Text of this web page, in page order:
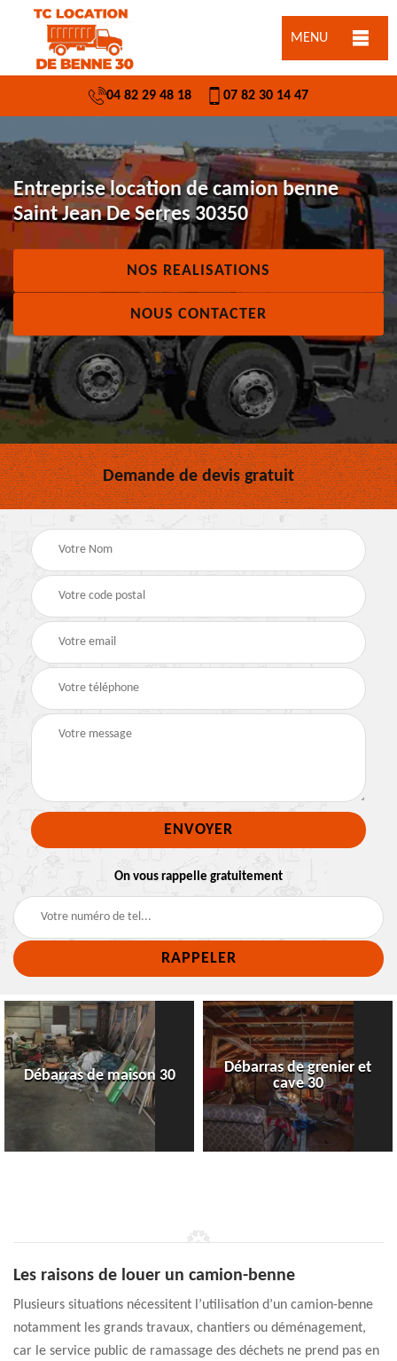
MENU
04 82 29 48 18 07 82 30 14 47
Entreprise location de camion benne
Saint Jean De Serres 30350
NOS REALISATIONS
NOUS CONTACTER
Demande de devis gratuit
On vous rappelle gratuitement
Débarras de maison 30
Débarras de grenier et
cave 30
Les raisons de louer un camion-benne
Plusieurs situations nécessitent l’utilisation d’un camion-benne
notamment les grands travaux, chantiers ou déménagement,
car le service public de ramassage des déchets ne prend pas en